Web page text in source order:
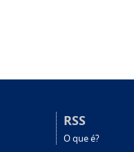
RSS
O que é?